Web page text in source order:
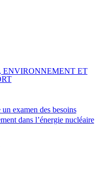
examen des besoins
dans l’énergie nucléaire
ENVIRONNEMENT ET